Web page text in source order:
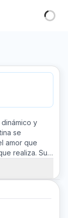
y
se
amor que
realiza. Su
de su
en
artistas
boletos para
y